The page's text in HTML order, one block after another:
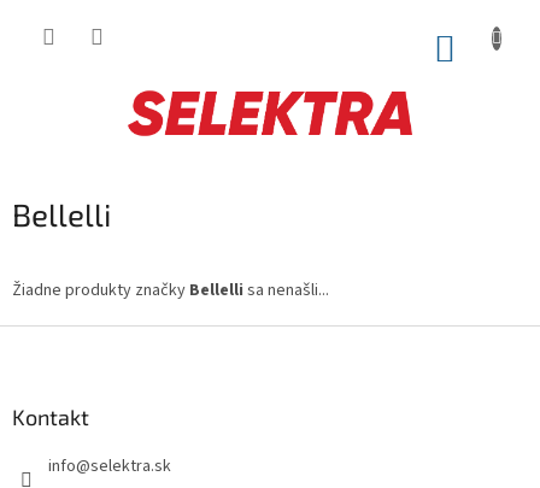
Bellelli
Žiadne produkty značky Bellelli sa nenašli...
Kontakt
info@selektra.sk